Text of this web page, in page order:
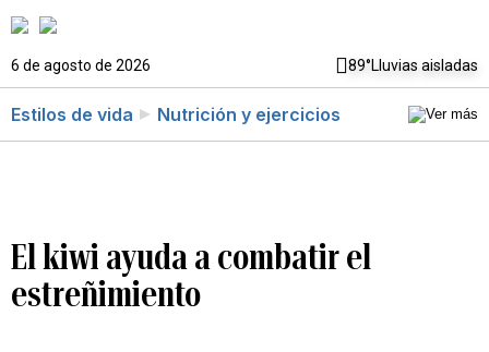
6 de agosto de 2026 89°Lluvias aisladas
Estilos de vida Nutrición y ejercicios
El kiwi ayuda a combatir el
estreñimiento